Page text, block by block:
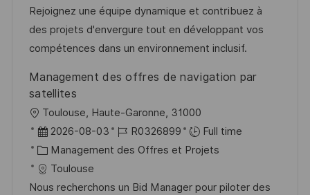
a
t
i
n
f
f
i
h
n
c
e
u
s
e
o
r
i
Rejoignez une équipe dynamique et contribuez à
des projets d'envergure tout en développant vos
compétences dans un environnement inclusif.
Management des offres de navigation par
satellites
o
c
a
l
Toulouse, Haute-Garonne, 31000
D
a
t
e
2026-08-03
R
é
é
R0326899
Full time
C
a
t
Management des Offres et Projets
Toulouse
Nous recherchons un Bid Manager pour piloter des